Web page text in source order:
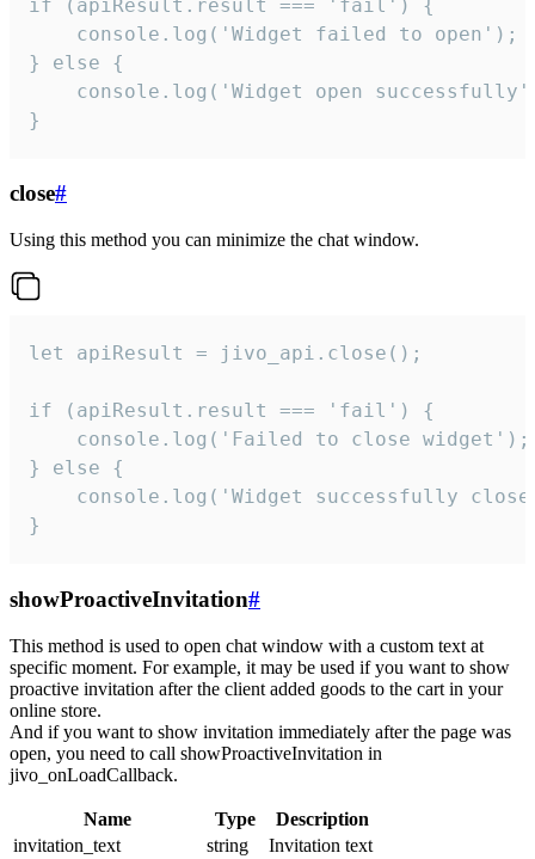
if (apiResult.result === 'fail') {
    console.log('Widget failed to open');
} else {
console.log('Widget open
}
close#
Using this method you can minimize the chat window.
let apiResult = jivo_api.close();
if (apiResult.result === 'fail') {
    console.log('Failed to close widget');
} else {
console.log('Widget successfully
}
showProactiveInvitation#
This method is used to open chat window with a custom text at
specific moment. For example, it may be used if you want to show
proactive invitation after the client added goods to the cart in your
online store.
And if you want to show invitation immediately after the page was
open, you need to call showProactiveInvitation in
jivo_onLoadCallback.
Name Type
Description
invitation_text
string
Invitation text